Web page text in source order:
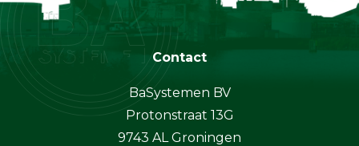
Contact
BaSystemen BV
Protonstraat 13G
9743 AL Groningen